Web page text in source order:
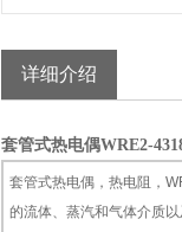
详细介绍
套管式热电偶WRE2-
套管式热电偶，热电阻，
的流体、蒸汽和气体介质